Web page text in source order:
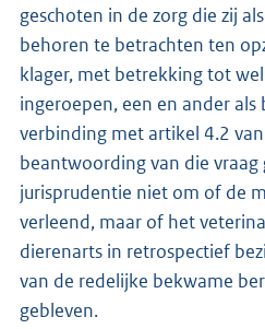
geschoten in de zorg die zij
behoren te betrachten ten
klager, met betrekking tot
ingeroepen, een en ander
verbinding met artikel 4.2
beantwoording van die vraag
jurisprudentie niet om of de
verleend, maar of het
dierenarts in retrospectief
van de redelijke bekwame
gebleven.